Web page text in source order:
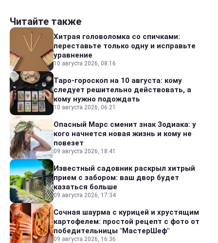
Читайте также
Хитрая головоломка со спичками:
переставьте только одну и исправьте
уравнение
10 августа 2026, 08:16
Таро-гороскоп на 10 августа: кому
следует решительно действовать, а
кому нужно подождать
10 августа 2026, 06:21
Опасный Марс сменит знак Зодиака: у
кого начнется новая жизнь и кому не
повезет
09 августа 2026, 18:41
Известный садовник раскрыл хитрый
прием с забором: ваш двор будет
казаться больше
09 августа 2026, 17:34
Сочная шаурма с курицей и хрустящим
картофелем: простой рецепт с фото от
победительницы "МастерШеф"
09 августа 2026, 16:36